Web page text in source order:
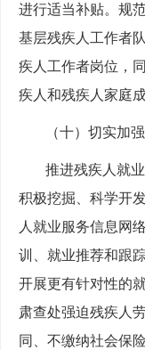
进行适当补贴。规
基层残疾人工作者
疾人工作者岗位，
疾人和残疾人家庭成
（十）切实加
推进残疾人就
积极挖掘、科学开
人就业服务信息网
训、就业推荐和跟
开展更有针对性的
肃查处强迫残疾人
同、不缴纳社会保